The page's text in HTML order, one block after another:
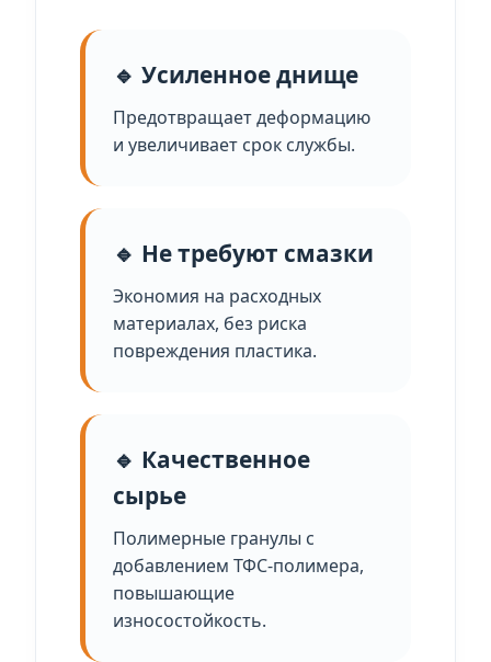
🔹 Усиленное днище
Предотвращает деформацию
и увеличивает срок службы.
🔹 Не требуют смазки
Экономия на расходных
материалах, без риска
повреждения пластика.
🔹 Качественное
сырье
Полимерные гранулы с
добавлением ТФС-полимера,
повышающие
износостойкость.